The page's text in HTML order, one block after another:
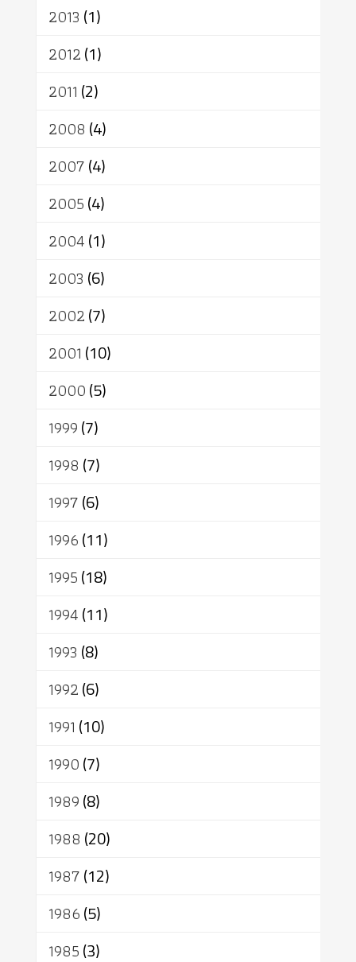
2013 (1)
2012(1)
2011 (2)
2008 (4)
2007(4)
2005(4)
2004(1)
2003 (6)
2002(7)
2001 (10)
2000(5)
1999(7)
1998 (7)
1997(6)
1996(11)
1995(18)
1994(11)
1993 (8)
1992(6)
1991 (10)
1990(7)
1989(8)
1988 (20)
1987(12)
1986(5)
1985(3)